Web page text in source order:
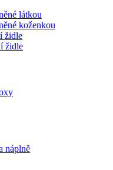
látkou
koženkou
židle
židle
náplně